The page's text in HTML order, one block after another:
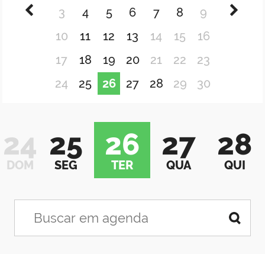
3
4 5 6 7 8
9
10
11 12 13 14 15
16
17
18 19 20 21 22
23
24
25 26 27 28 29 30
24
DOM
25
SEG
26
TER
27
QUA
28
QUI